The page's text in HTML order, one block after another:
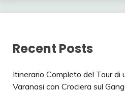
INDE,
ITALIA
TOUR
Recent Posts
Itinerario Completo del Tour di
Varanasi con Crociera sul